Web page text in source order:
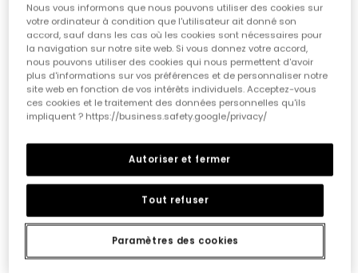
Pantalón de niño en gris
17,90 €
29,95 €
14,95 €
Nous vous informons que nous pouvons utiliser des cookies sur
votre ordinateur à condition que l'utilisateur ait donné son
accord, sauf dans les cas où les cookies sont nécessaires pour
la navigation sur notre site web. Si vous donnez votre accord,
nous pouvons utiliser des cookies qui nous permettent d'avoir
plus d'informations sur vos préférences et de personnaliser notre
site web en fonction de vos intérêts individuels. Acceptez-vous
ces cookies et le traitement des données personnelles qu'ils
impliquent ? https://business.safety.google/privacy/
Paramètres des cookies
Tout refuser
Autoriser et fermer